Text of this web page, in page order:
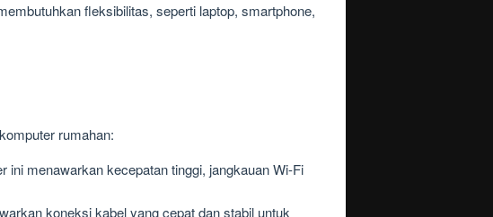
fleksibilitas, seperti laptop, smartphone,
rumahan:
menawarkan kecepatan tinggi, jangkauan Wi-Fi
koneksi kabel yang cepat dan stabil untuk